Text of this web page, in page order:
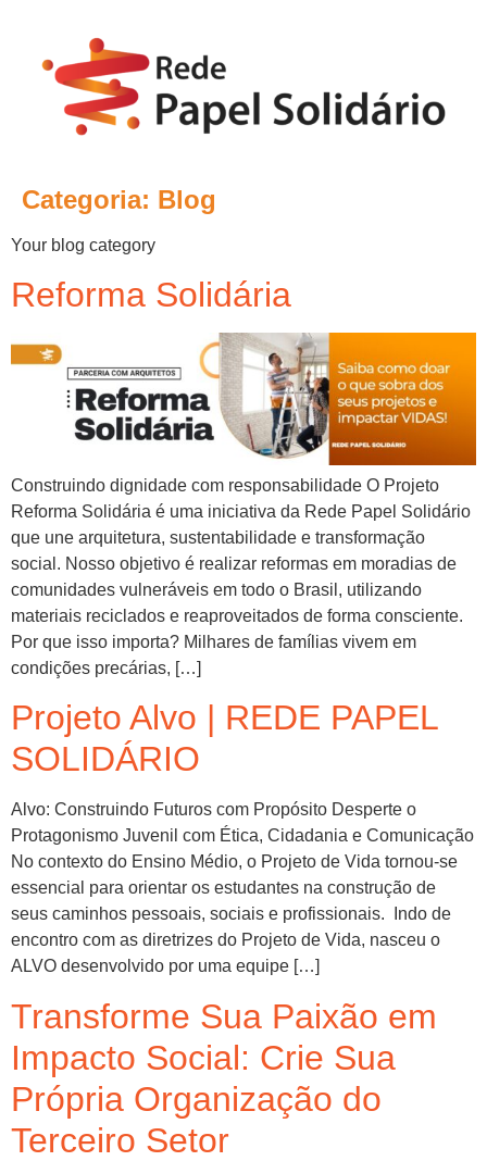
Categoria: Blog
Your blog category
Reforma Solidária
Construindo dignidade com responsabilidade O Projeto
Reforma Solidária é uma iniciativa da Rede Papel Solidário
que une arquitetura, sustentabilidade e transformação
social. Nosso objetivo é realizar reformas em moradias de
comunidades vulneráveis em todo o Brasil, utilizando
materiais reciclados e reaproveitados de forma consciente.
Por que isso importa? Milhares de famílias vivem em
condições precárias, […]
Projeto Alvo | REDE PAPEL
SOLIDÁRIO
Alvo: Construindo Futuros com Propósito Desperte o
Protagonismo Juvenil com Ética, Cidadania e Comunicação
No contexto do Ensino Médio, o Projeto de Vida tornou-se
essencial para orientar os estudantes na construção de
seus caminhos pessoais, sociais e profissionais. Indo de
encontro com as diretrizes do Projeto de Vida, nasceu o
ALVO desenvolvido por uma equipe […]
Transforme Sua Paixão em
Impacto Social: Crie Sua
Própria Organização do
Terceiro Setor